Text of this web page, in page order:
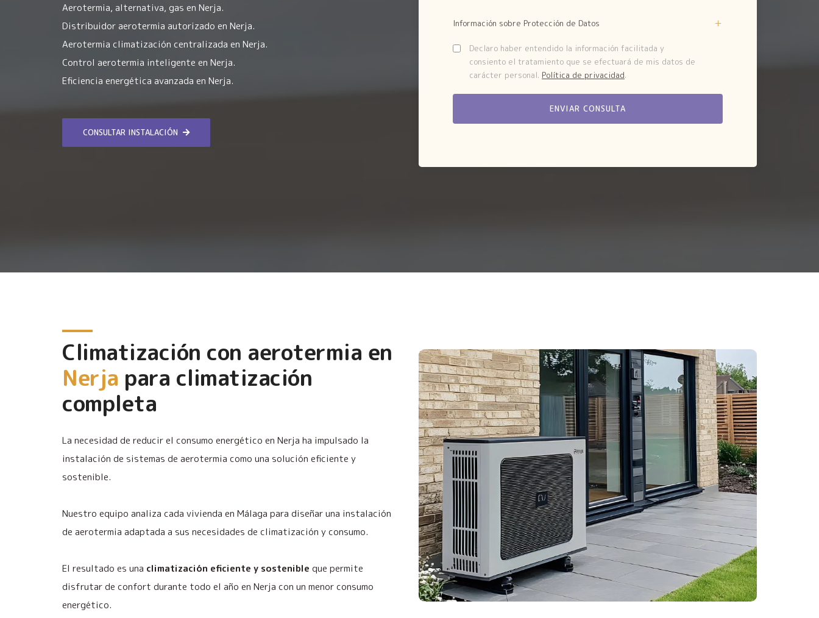
Aerotermia, alternativa, gas en Nerja.
Distribuidor aerotermia autorizado en Nerja.
Aerotermia climatización centralizada en Nerja.
Control aerotermia inteligente en Nerja.
Eficiencia energética avanzada en Nerja.
CONSULTAR INSTALACIÓN
Información sobre Protección de Datos
Declaro haber entendido la información facilitada y
consiento el tratamiento que se efectuará de mis datos de
carácter personal. Política de privacidad.
Climatización con aerotermia en
Nerja para climatización
completa
La necesidad de reducir el consumo energético en Nerja ha impulsado la
instalación de sistemas de aerotermia como una solución eficiente y
sostenible.
Nuestro equipo analiza cada vivienda en Málaga para diseñar una instalación
de aerotermia adaptada a sus necesidades de climatización y consumo.
El resultado es una climatización eficiente y sostenible que permite
disfrutar de confort durante todo el año en Nerja con un menor consumo
energético.